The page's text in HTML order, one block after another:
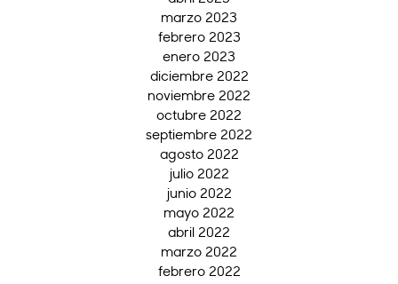
marzo 2023
febrero 2023
enero 2023
diciembre 2022
noviembre 2022
octubre 2022
septiembre 2022
agosto 2022
julio 2022
junio 2022
mayo 2022
abril 2022
marzo 2022
febrero 2022